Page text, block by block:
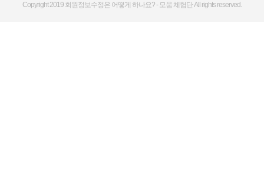
Copyright 2019 회원정보수정은 어떻게 하나요? - 모움 체험단 All rights reserved.